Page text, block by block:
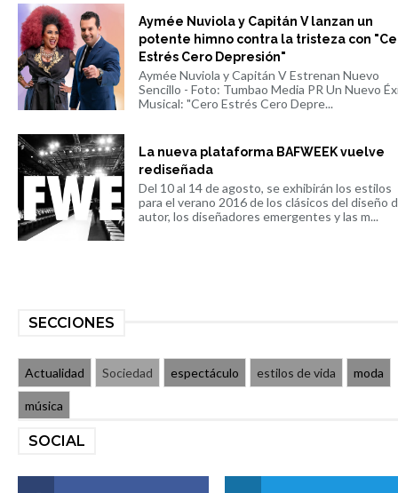
Aymée Nuviola y Capitán V lanzan un
potente himno contra la tristeza con
Estrés Cero Depresión"
Aymée Nuviola y Capitán V Estrenan Nuevo
Sencillo - Foto: Tumbao Media PR Un Nuevo
Musical: "Cero Estrés Cero Depre...
La nueva plataforma BAFWEEK vuelve
rediseñada
Del 10 al 14 de agosto, se exhibirán los estilos
para el verano 2016 de los clásicos del diseño
autor, los diseñadores emergentes y las m...
SECCIONES
Actualidad Sociedad espectáculo estilos de vida moda
música
SOCIAL